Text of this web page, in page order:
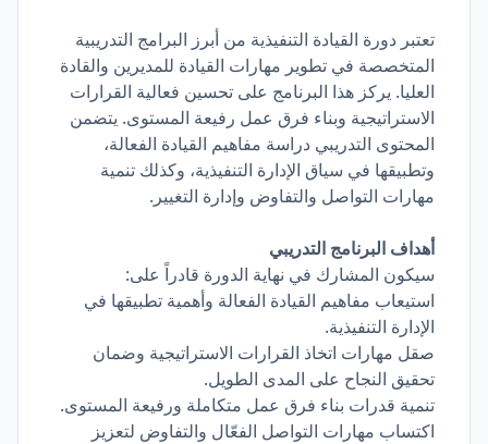
تعتبر دورة القيادة التنفيذية من أبرز البرامج التدريبية
المتخصصة في تطوير مهارات القيادة للمديرين والقادة
العليا. يركز هذا البرنامج على تحسين فعالية القرارات
الاستراتيجية وبناء فرق عمل رفيعة المستوى. يتضمن
المحتوى التدريبي دراسة مفاهيم القيادة الفعالة،
وتطبيقها في سياق الإدارة التنفيذية، وكذلك تنمية
مهارات التواصل والتفاوض وإدارة التغيير.
أهداف البرنامج التدريبي
سيكون المشارك في نهاية الدورة قادراً على:
استيعاب مفاهيم القيادة الفعالة وأهمية تطبيقها في
الإدارة التنفيذية.
صقل مهارات اتخاذ القرارات الاستراتيجية وضمان
تحقيق النجاح على المدى الطويل.
تنمية قدرات بناء فرق عمل متكاملة ورفيعة المستوى.
اكتساب مهارات التواصل الفعّال والتفاوض لتعزيز